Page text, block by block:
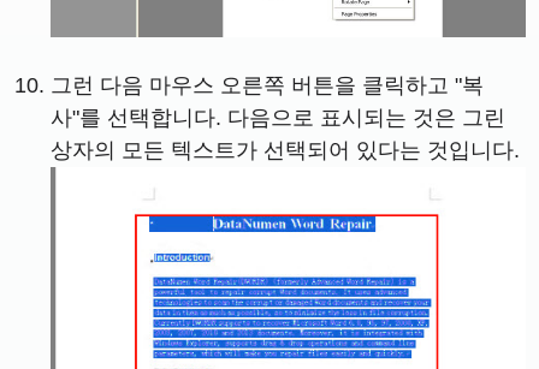
그런 다음 마우스 오른쪽 버튼을 클릭하고 "복
사"를 선택합니다. 다음으로 표시되는 것은 그린
상자의 모든 텍스트가 선택되어 있다는 것입니다.